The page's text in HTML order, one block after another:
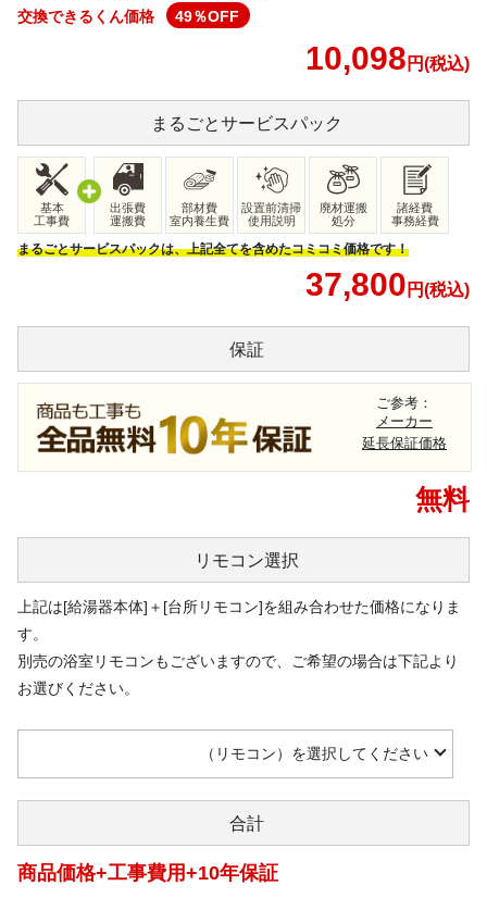
交換できるくん価格
49％OFF
10,098 円(税込)
まるごとサービスパック
基本
工事費
出張費
運搬費
部材費
室内養生費
設置前清掃
使用説明
廃材運搬
処分
諸経費
事務経費
まるごとサービスパックは、上記全てを含めたコミコミ価格です！
37,800 円(税込)
保証
ご参考：
メーカー
延長保証価格
無料
リモコン選択
上記は[給湯器本体]＋[台所リモコン]を組み合わせた価格になりま
す。
別売の浴室リモコンもございますので、ご希望の場合は下記より
お選びください。
（リモコン）を選択してください
合計
商品価格+工事費用+10年保証